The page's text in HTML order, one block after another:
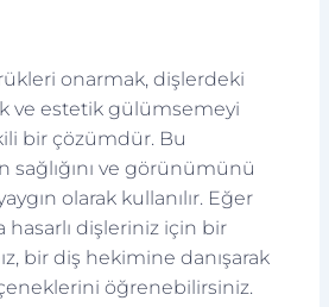
onarmak, dişlerdeki
ve estetik gülümsemeyi
bir çözümdür. Bu
sağlığını ve görünümünü
olarak kullanılır. Eğer
hasarlı dişleriniz için bir
bir diş hekimine danışarak
öğrenebilirsiniz.